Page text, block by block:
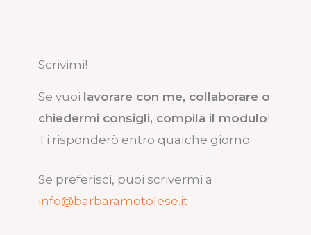
Scrivimi!
Se vuoi lavorare con me, collaborare o
chiedermi consigli, compila il modulo!
Ti risponderò entro qualche giorno
Se preferisci, puoi scrivermi a
info@barbaramotolese.it